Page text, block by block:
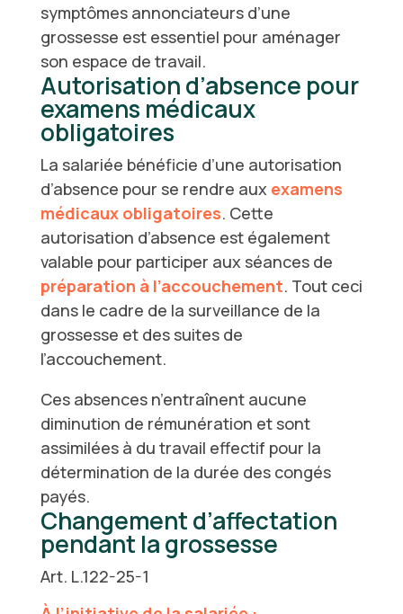
symptômes annonciateurs d’une
grossesse est essentiel pour aménager
son espace de travail.
Autorisation d’absence pour
examens médicaux
obligatoires
La salariée bénéficie d’une autorisation
d’absence pour se rendre aux examens
médicaux obligatoires. Cette
autorisation d’absence est également
valable pour participer aux séances de
préparation à l’accouchement. Tout ceci
dans le cadre de la surveillance de la
grossesse et des suites de
l’accouchement.
Ces absences n’entraînent aucune
diminution de rémunération et sont
assimilées à du travail effectif pour la
détermination de la durée des congés
payés.
Changement d’affectation
pendant la grossesse
Art. L.122-25-1